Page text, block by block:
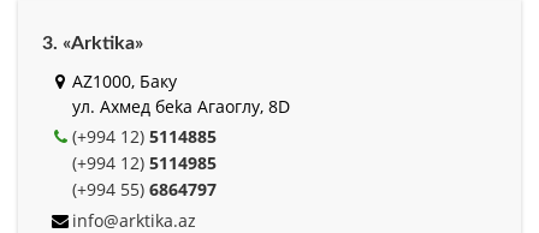
3. «Arktika»
AZ1000, Баку
ул. Ахмед беkа Агаоглу, 8D
(+994 12) 5114885
(+994 12) 5114985
(+994 55) 6864797
info@arktika.az